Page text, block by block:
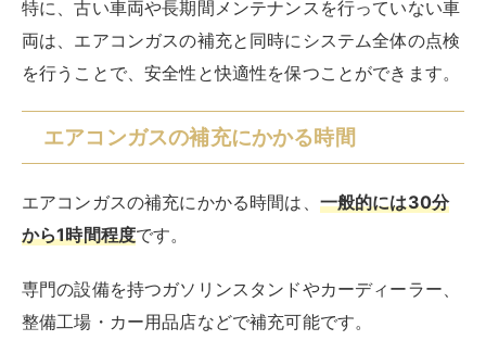
特に、古い車両や長期間メンテナンスを行っていない車
両は、エアコンガスの補充と同時にシステム全体の点検
を行うことで、安全性と快適性を保つことができます。
エアコンガスの補充にかかる時間
エアコンガスの補充にかかる時間は、 一般的には30分
から1時間程度です。
専門の設備を持つガソリンスタンドやカーディーラー、
整備工場・カー用品店などで補充可能です。